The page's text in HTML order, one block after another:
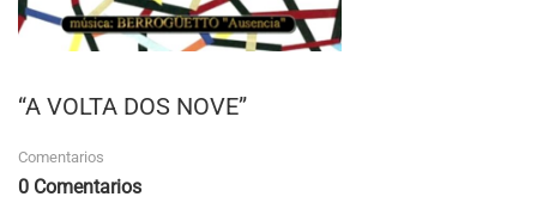
“A VOLTA DOS NOVE”
Comentarios
0 Comentarios